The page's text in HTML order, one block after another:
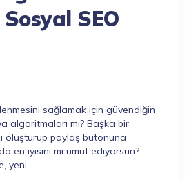
SEO
sağlamak için güvendiğin
algoritmaları mı? Başka bir
oluşturup paylaş butonuna
en iyisini mi umut ediyorsun?
yeni…